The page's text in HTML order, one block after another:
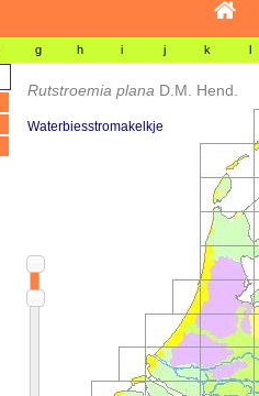
g h i j k l
Rutstroemia plana D.M. Hend.
Waterbiesstromakelkje